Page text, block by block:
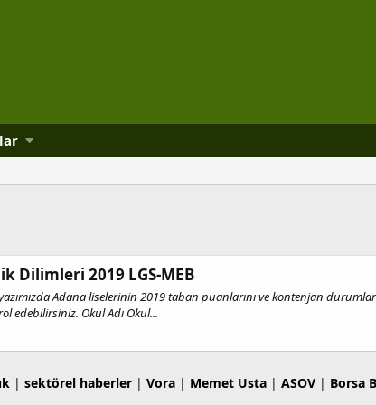
Dilimleri 2019 LGS-MEB
Adana liselerinin 2019 taban puanlarını ve kontenjan
edebilirsiniz. Okul Adı Okul...
| sektörel haberler| Vora| Memet Usta| ASOV| Borsa